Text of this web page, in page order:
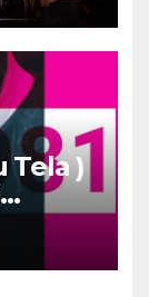
Tela )